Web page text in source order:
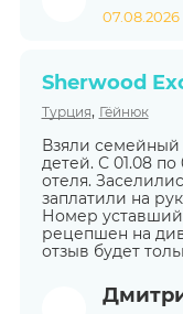
07.08.2026
Sherwood
Турция, Гёйнюк
Взяли
детей. С 01.08
отеля.
заплатили на
Номер
рецепшен на
отзыв будет